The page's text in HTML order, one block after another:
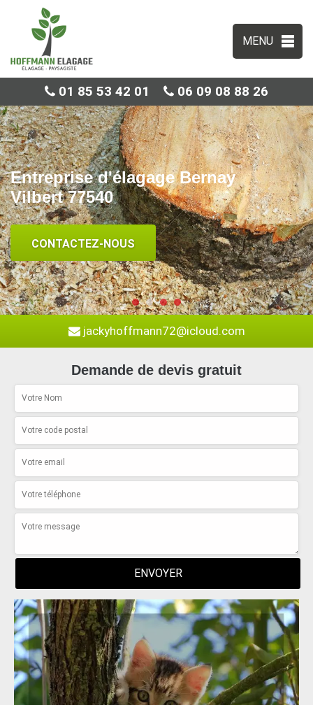
MENU
01 85 53 42 01 06 09 08 88 26
Entreprise d'élagage Bernay
Vilbert 77540
CONTACTEZ-NOUS
jackyhoffmann72@icloud.com
Demande de devis gratuit